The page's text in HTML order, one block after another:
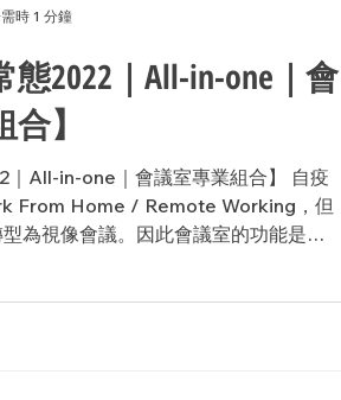
態2022｜All-in-one｜會
】
｜All-in-one｜會議室專業組合】 自疫
From Home / Remote Working，但
為視像會議。因此會議室的功能是否
時 1 分鐘